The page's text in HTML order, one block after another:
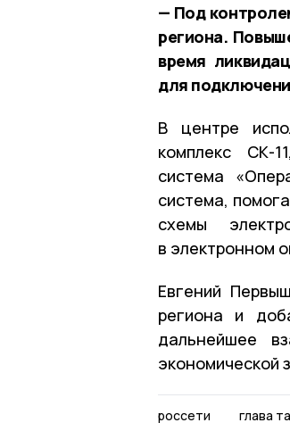
— Под
региона.
время
для
В центре
комплекс СК-
система
система,
схемы
в электронном
Евгений
региона и
дальнейшее
экономической
россети глава